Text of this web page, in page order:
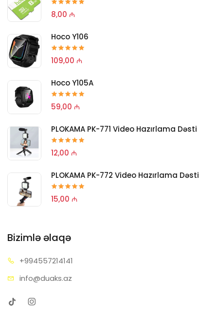
8,00 ₼
Hoco Y106
109,00 ₼
Hoco Y105A
59,00 ₼
PLOKAMA PK-771 Video Hazırlama Dəsti
12,00 ₼
PLOKAMA PK-772 Video Hazırlama Dəsti
15,00 ₼
Bizimlə əlaqə
+994557214141
info@duaks.az